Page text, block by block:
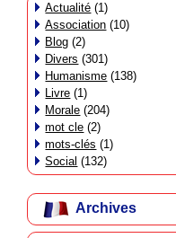
Actualité (1)
Association (10)
Blog (2)
Divers (301)
Humanisme (138)
Livre (1)
Morale (204)
mot cle (2)
mots-clés (1)
Social (132)
Archives